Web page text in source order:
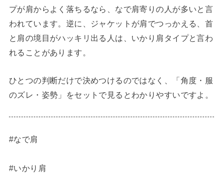
プが肩からよく落ちるなら、なで肩寄りの人が多いと言
われています。逆に、ジャケットが肩でつっかえる、首
と肩の境目がハッキリ出る人は、いかり肩タイプと言わ
れることがあります。
ひとつの判断だけで決めつけるのではなく、「角度・服
のズレ・姿勢」をセットで見るとわかりやすいですよ。
#なで肩
#いかり肩